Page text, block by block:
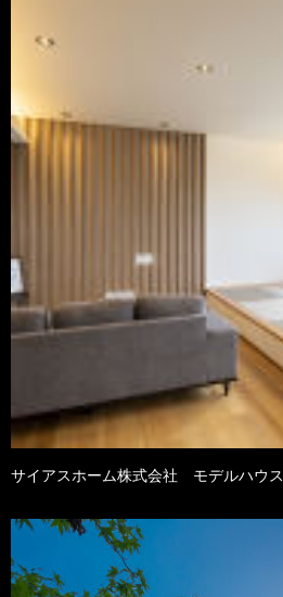
サイアスホーム株式会社 モデルハウス